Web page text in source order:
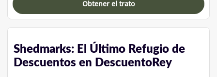
Obtener el trato
Shedmarks: El Último Refugio de
Descuentos en DescuentoRey